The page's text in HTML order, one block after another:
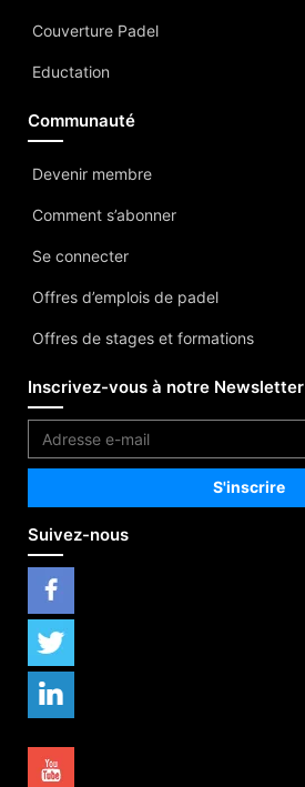
Couverture Padel
Eductation
Communauté
Devenir membre
Comment s’abonner
Se connecter
Offres d’emplois de padel
Offres de stages et formations
Inscrivez-vous à notre Newsletter
Suivez-nous